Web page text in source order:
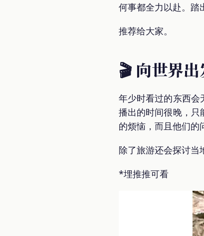
何事都全力以赴。踏
推荐给大家。
🎬 向世界
年少时看过的东西会
播出的时间很晚，只
的烦恼，而且他们的
除了旅游还会探讨当
*埋推推可看